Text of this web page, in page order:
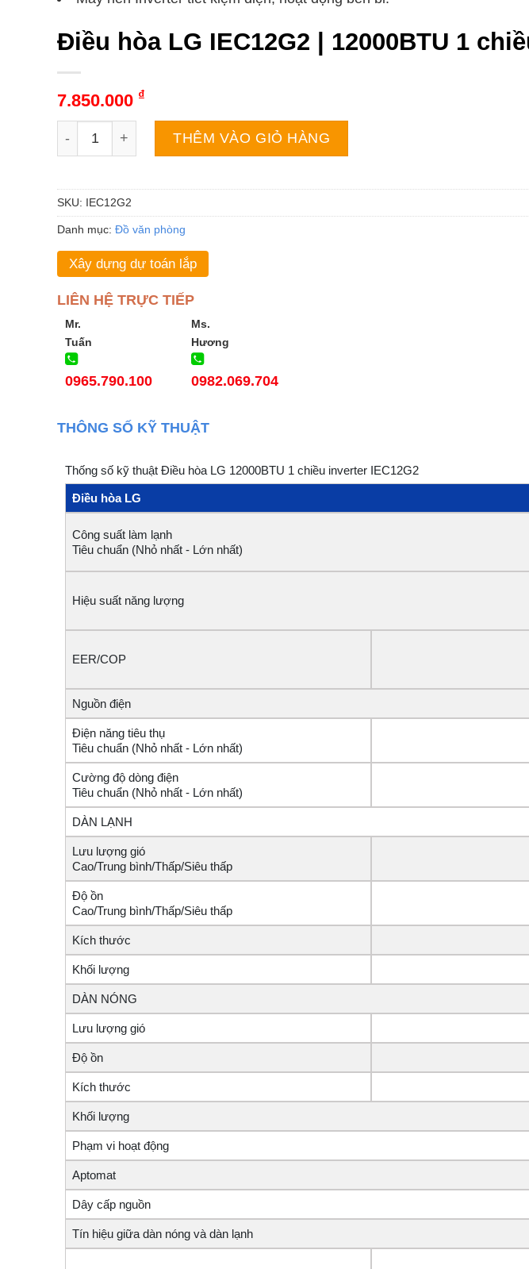
Điều hòa LG IEC12G2 | 12000BTU 1
7.850.000 ₫
Điều hòa LG IEC12G2 | 12000BTU 1 chiều inverter số lượng
THÊM VÀO GIỎ HÀNG
SKU: IEC12G2
Danh mục: Đồ văn phòng
Xây dựng dự toán lắp
LIÊN HỆ TRỰC TIẾP
Mr.
Tuấn
0965.790.100
Ms.
Hương
0982.069.704
THÔNG SỐ KỸ THUẬT
Thống số kỹ thuật Điều hòa LG 12000BTU 1 chiều inverter IEC12G2
Điều hòa LG
Công suất làm lạnh
Tiêu chuẩn (Nhỏ nhất - Lớn nhất)
Hiệu suất năng lượng
EER/COP
Nguồn điện
Điện năng tiêu thụ
Tiêu chuẩn (Nhỏ nhất - Lớn nhất)
Cường độ dòng điện
Tiêu chuẩn (Nhỏ nhất - Lớn nhất)
DÀN LẠNH
Lưu lượng gió
Cao/Trung bình/Thấp/Siêu thấp
Độ ồn
Cao/Trung bình/Thấp/Siêu thấp
Kích thước
Khối lượng
DÀN NÓNG
Lưu lượng gió
Độ ồn
Kích thước
Khối lượng
Phạm vi hoạt động
Aptomat
Dây cấp nguồn
Tín hiệu giữa dàn nóng và dàn lạnh